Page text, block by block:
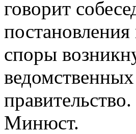
говорит
споры
Минюст.